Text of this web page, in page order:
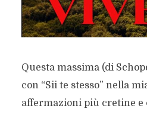
Questa massima (di
con “Sii te stesso” nella
affermazioni più cretine e